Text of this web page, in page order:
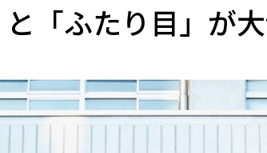
と「ふたり目」が